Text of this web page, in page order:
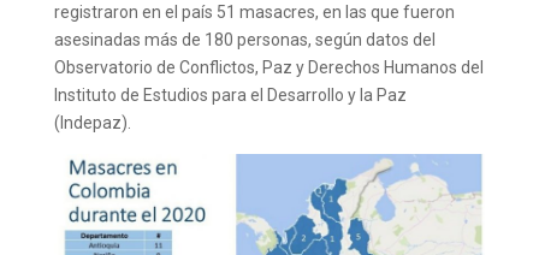
registraron en el país 51 masacres, en las que fueron
asesinadas más de 180 personas, según datos del
Observatorio de Conflictos, Paz y Derechos Humanos del
Instituto de Estudios para el Desarrollo y la Paz
(Indepaz).